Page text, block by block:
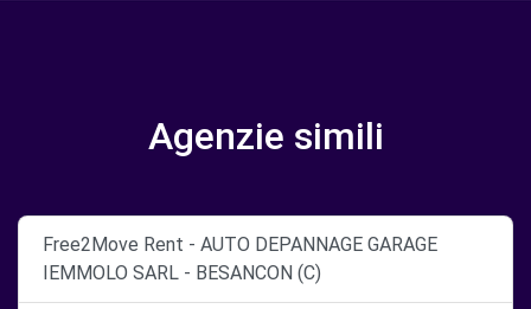
Agenzie simili
Free2Move Rent - AUTO DEPANNAGE GARAGE
IEMMOLO SARL - BESANCON (C)